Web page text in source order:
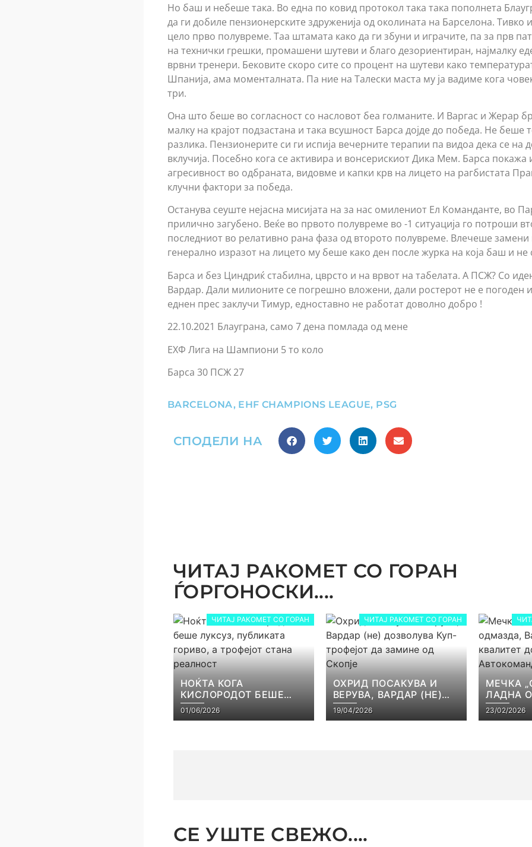
Но баш и небеше така. Во една по ковид протокол така така пополнета
да ги добиле пензионерските здруженија од околината на Барселона. Тивко
цело прво полувреме. Таа штамата како да ги збуни и играчите, па за прв
на технички грешки, промашени шутеви и благо дезориентиран, најмалку
врвни тренери. Бековите скоро сите со процент на шутеви како
Шпанија, ама моменталната. Па ние на Талески маста му ја вадиме кога
три.
Она што беше во согласност со насловот беа голманите. И Варгас и Жерар
малку на крајот подзастана и така всушност Барса дојде до победа. Не беше
разлика. Пензионерите си ги испија вечерните терапии па видоа дека се на
вклучија. Посебно кога се активира и вонсерискиот Дика Мем. Барса покажа
агресивност во одбраната, видовме и капки крв на лицето на рагбистата
клучни фактори за победа.
Останува сеуште нејасна мисијата на за нас омилениот Ел Команданте, во
прилично загубено. Веќе во првото полувреме во -1 ситуација го потроши
последниот во релативно рана фаза од второто полувреме. Влечеше
генерално изразот на лицето му беше како ден после журка на која баш и не
Барса и без Циндриќ стабилна, цврсто и на врвот на табелата. А ПСЖ? Со
Вардар. Дали милионите се погрешно вложени, дали ростерот не е погоден
еднен прес заклучи Тимур, едноставно не работат доволно добро !
22.10.2021 Блауграна, само 7 дена помлада од мене
ЕХФ Лига на Шампиони 5 то коло
Барса 30 ПСЖ 27
BARCELONA, EHF CHAMPIONS LEAGUE, PSG
СПОДЕЛИ НА
ЧИТАЈ РАКОМЕТ СО ГОРАН
ЃОРГОНОСКИ....
ЧИТАЈ РАКОМЕТ СО ГОРАН
НОЌТА КОГА
КИСЛОРОДОТ БЕШЕ
ЛУКСУЗ, ПУБЛИКАТА
ГОРИВО, А ТРОФЕЈОТ
01/06/2026
ЧИТАЈ РАКОМЕТ СО ГОРАН
ОХРИД ПОСАКУВА И
ВЕРУВА, ВАРДАР (НЕ)
ДОЗВОЛУВА КУП-
ТРОФЕЈОТ ДА ЗАМИНЕ
19/04/2026
МЕЧКА
ЛАДНА
ВАРДАР
23/02/2026
СЕ УШТЕ СВЕЖО....